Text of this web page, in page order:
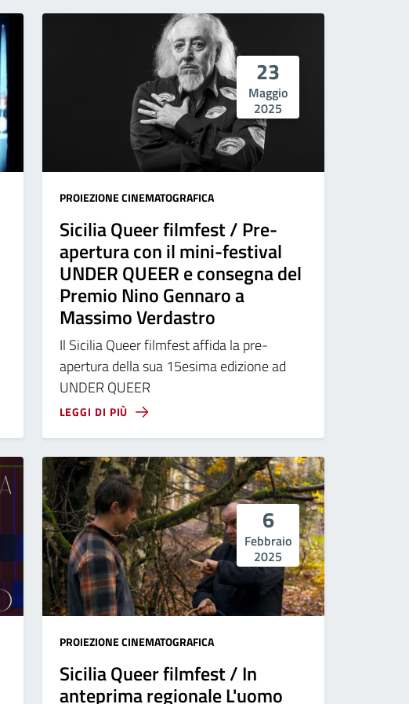
23
Maggio
2025
PROIEZIONE CINEMATOGRAFICA
Sicilia Queer filmfest / Pre-
apertura con il mini-festival
UNDER QUEER e consegna del
Premio Nino Gennaro a
Massimo Verdastro
Il Sicilia Queer filmfest affida la pre-
apertura della sua 15esima edizione ad
UNDER QUEER
LEGGI DI PIÙ
6
Febbraio
2025
PROIEZIONE CINEMATOGRAFICA
Sicilia Queer filmfest / In
anteprima regionale L'uomo